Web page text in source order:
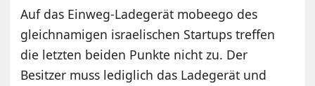
Auf das Einweg-Ladegerät mobeego des
gleichnamigen israelischen Startups treffen
die letzten beiden Punkte nicht zu. Der
Besitzer muss lediglich das Ladegerät und